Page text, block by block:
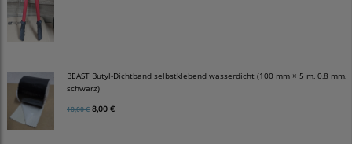
BEAST Butyl-Dichtband selbstklebend wasserdicht (100 mm × 5 m, 0,8 mm,
schwarz)
10,00 € 8,00 €